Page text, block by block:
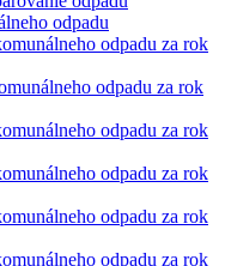
odpadu
odpadu za rok
odpadu za rok
odpadu za rok
odpadu za rok
odpadu za rok
odpadu za rok